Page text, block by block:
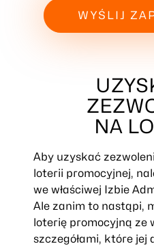
WYŚLIJ
NA
Aby uzyskać
loterii promocyjnej,
we właściwej Izbie
Ale zanim to nastąpi,
loterię promocyjną ze
szczegółami, które jej